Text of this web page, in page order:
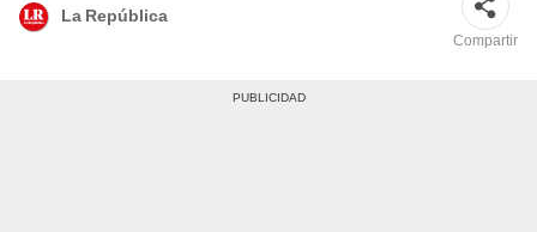
La República
Compartir